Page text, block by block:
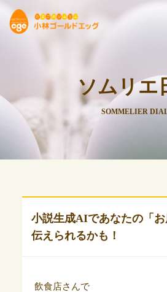
ソムリエ
SOMMELIER
小説生成AIであなたの「
伝えられるかも！
飲食店さんで